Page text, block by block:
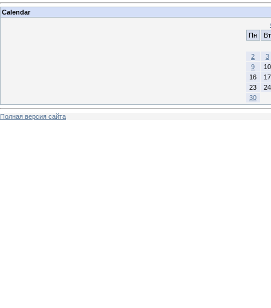
Calendar
Пн
Вт
2
3
9
10
16
17
23
24
30
Полная версия сайта